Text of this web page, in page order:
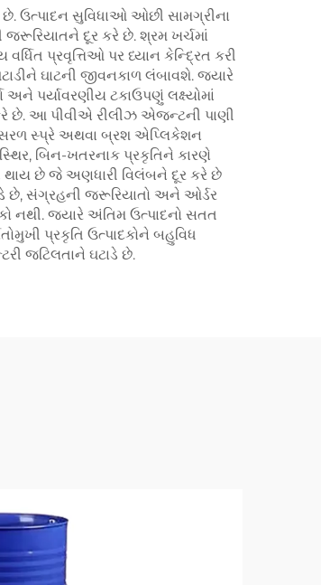
ઉત્પાદન સુવિધાઓ ઓછી સામગ્રીના
જરૂરિયાતને દૂર કરે છે. શ્રમ ખર્ચમાં
પ્રવૃત્તિઓ પર ધ્યાન કેન્દ્રિત કરી
ઘાટની જીવનકાળ લંબાવશે. જ્યારે
અને પર્યાવરણીય ટકાઉપણું લક્ષ્યોમાં
કરે છે. આ પીવીએ રીલીઝ એજન્ટની પાણી
સરળ સ્પ્રે અથવા બ્રશ એપ્લિકેશન
બિન-ખતરનાક પ્રકૃતિને કારણે
થાય છે જે અણધારી વિલંબને દૂર કરે છે
છે, સંગ્રહની જરૂરિયાતો અને ઓર્ડર
નથી. જ્યારે અંતિમ ઉત્પાદનો સતત
પ્રકૃતિ ઉત્પાદકોને બહુવિધ
જટિલતાને ઘટાડે છે.